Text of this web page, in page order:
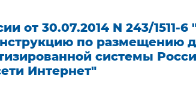
от 30.07.2014 N 243/1511-6
по размещению
системы
Интернет"